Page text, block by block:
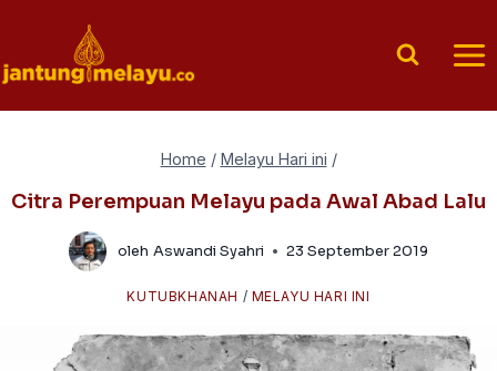
content
Home / Melayu Hari ini /
Citra Perempuan Melayu pada Awal Abad Lalu
oleh Aswandi Syahri 23 September 2019
KUTUBKHANAH / MELAYU HARI INI